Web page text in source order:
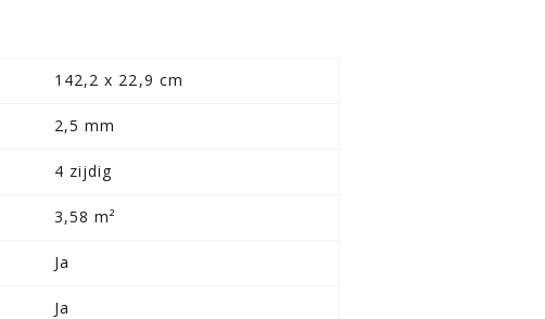
142,2 x 22,9 cm
2,5 mm
4 zijdig
3,58 m²
Ja
Ja